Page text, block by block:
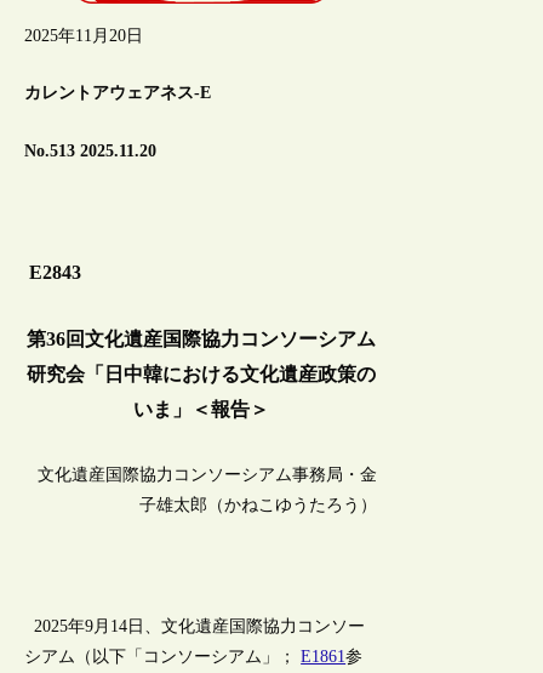
2025年11月20日
カレントアウェアネス-E
No.513 2025.11.20
E2843
第36回文化遺産国際協力コンソーシアム
研究会「日中韓における文化遺産政策の
いま」＜報告＞
文化遺産国際協力コンソーシアム事務局・金
子雄太郎（かねこゆうたろう）
2025年9月14日、文化遺産国際協力コンソー
シアム（以下「コンソーシアム」；E1861参